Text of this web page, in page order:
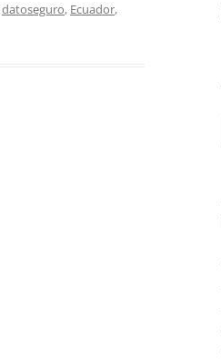
datoseguro, Ecuador,